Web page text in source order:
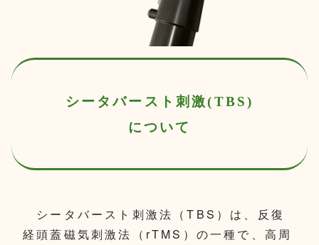
シータバースト刺激(TBS)
について
シータバースト刺激法（TBS）は、反復
経頭蓋磁気刺激法（rTMS）の一種で、高周